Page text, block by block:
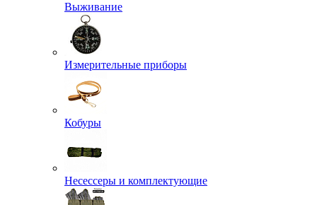
Выживание
Измерительные приборы
Кобуры
Несессеры и комплектующие